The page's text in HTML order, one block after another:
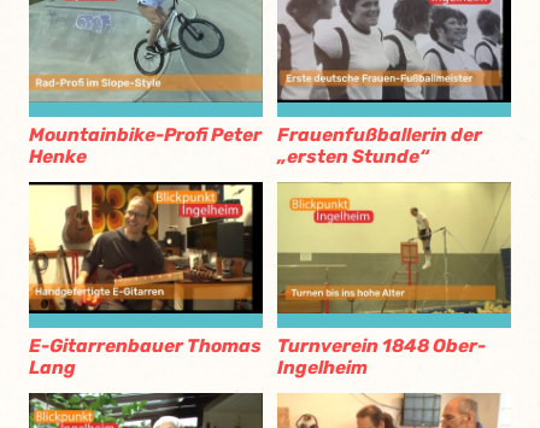
Mountainbike-Profi Peter
Henke
Frauenfußballerin der
„ersten Stunde“
E-Gitarrenbauer Thomas
Lang
Turnverein 1848 Ober-
Ingelheim